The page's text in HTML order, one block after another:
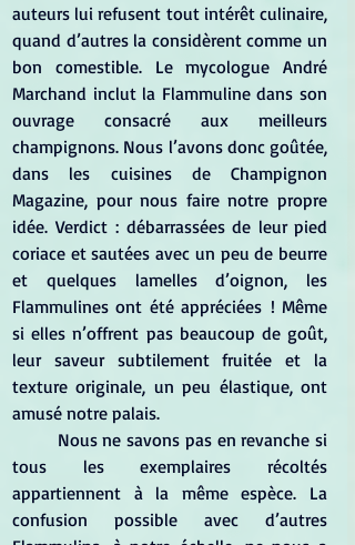
auteurs lui refusent tout intérêt culinaire,
quand d’autres la considèrent comme un
bon comestible. Le mycologue André
Marchand inclut la Flammuline dans son
ouvrage consacré aux meilleurs
champignons. Nous l’avons donc goûtée,
dans les cuisines de Champignon
Magazine, pour nous faire notre propre
idée. Verdict : débarrassées de leur pied
coriace et sautées avec un peu de beurre
et quelques lamelles d’oignon, les
Flammulines ont été appréciées ! Même
si elles n’offrent pas beaucoup de goût,
leur saveur subtilement fruitée et la
texture originale, un peu élastique, ont
amusé notre palais.
tous les exemplaires récoltés
appartiennent à la même espèce. La
confusion possible avec d’autres